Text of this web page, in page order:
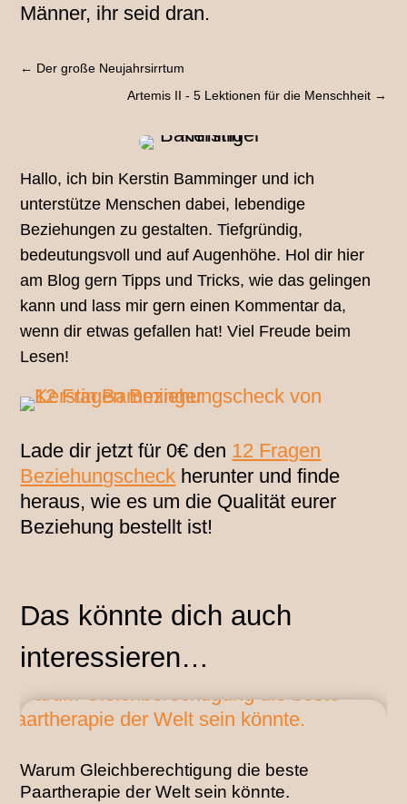
Männer, ihr seid dran.
← Der große Neujahrsirrtum
Artemis II - 5 Lektionen für die Menschheit→
Hallo, ich bin Kerstin Bamminger und ich
unterstütze Menschen dabei, lebendige
Beziehungen zu gestalten. Tiefgründig,
bedeutungsvoll und auf Augenhöhe. Hol dir hier
am Blog gern Tipps und Tricks, wie das gelingen
kann und lass mir gern einen Kommentar da,
wenn dir etwas gefallen hat! Viel Freude beim
Lesen!
Lade dir jetzt für 0€ den 12 Fragen
Beziehungscheck herunter und finde
heraus, wie es um die Qualität eurer
Beziehung bestellt ist!
Das könnte dich auch
interessieren…
Warum Gleichberechtigung die beste
Paartherapie der Welt sein könnte.